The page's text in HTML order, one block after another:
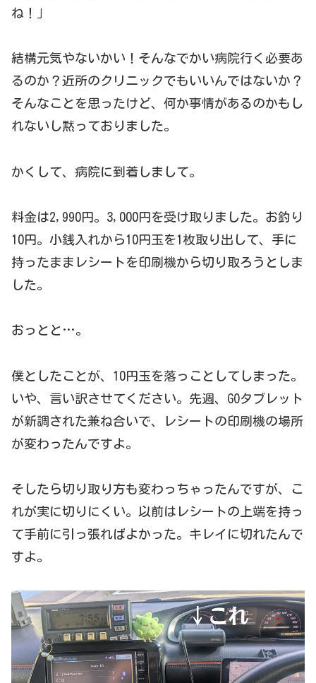
ね！」
結構元気やないかい！そんなでかい病院行く必要あ
るのか？近所のクリニックでもいいんではないか？
そんなことを思ったけど、何か事情があるのかもし
れないし黙っておりました。
かくして、病院に到着しまして。
料金は2,990円。3,000円を受け取りました。お釣り
10円。小銭入れから10円玉を1枚取り出して、手に
持ったままレシートを印刷機から切り取ろうとしま
した。
おっとと…。
僕としたことが、10円玉を落っことしてしまった。
いや、言い訳させてください。先週、GOタブレット
が新調された兼ね合いで、レシートの印刷機の場所
が変わったんですよ。
そしたら切り取り方も変わっちゃったんですが、こ
れが実に切りにくい。以前はレシートの上端を持っ
て手前に引っ張ればよかった。キレイに切れたんで
すよ。